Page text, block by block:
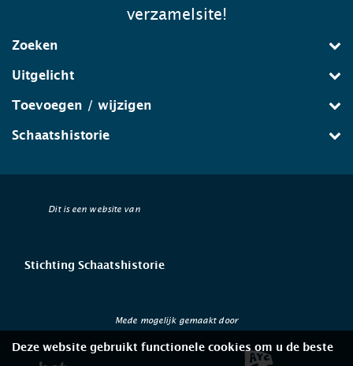
verzamelsite!
Zoeken
Uitgelicht
Toevoegen / wijzigen
Schaatshistorie
Dit is een website van
Stichting Schaatshistorie
Mede mogelijk gemaakt door
Deze website gebruikt functionele cookies om u de beste